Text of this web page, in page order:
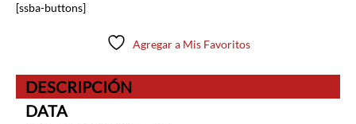
[ssba-buttons]
Agregar a Mis Favoritos
DESCRIPCIÓN
DATA